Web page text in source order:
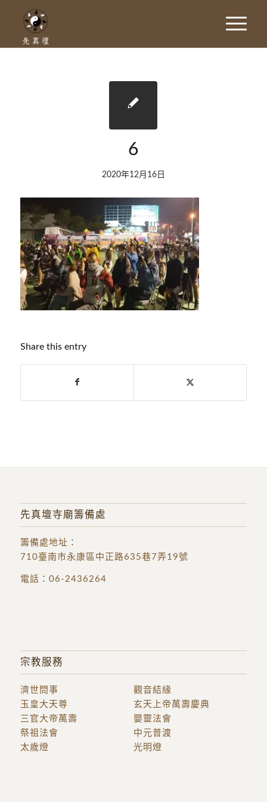
6
2020年12月16日
Share this entry
先真壇寺廟籌備處
籌備處地址 ：
710臺南市永康區中正路635巷7弄19號
電話： 06-2436264
宗教服務
濟世問事
觀音結緣
玉皇大天尊
三官大帝萬壽
玄天上帝萬壽慶典
嬰靈法會
祭祖法會
中元普渡
太歲燈
光明燈